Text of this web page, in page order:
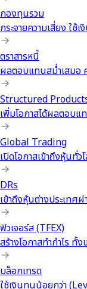
กองทุนรวม
กระจายความเสี่ยง ใช้
ตราสารหนี้
ผลตอบแทนสม่ำเสมอ
Structured
เพิ่มโอกาสได้ผลตอบ
Global Trading
เปิดโอกาสเข้าถึงหุ้นทั่ว
DRs
เข้าถึงหุ้นต่างประเทศ
ฟิวเจอร์ส (TFEX)
สร้างโอกาสทำกำไร ทั้
บล็อกเทรด
ใช้เงินทุนน้อยกว่า